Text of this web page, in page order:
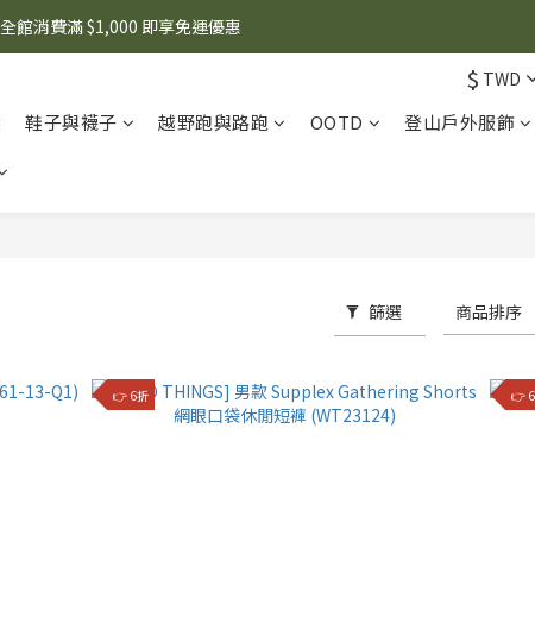
現在有什麼優惠嗎？ 點擊查看最新優惠！
全館消費滿 $1,000 即享免運優惠
$ TWD
鞋子與襪子 越野跑與路跑 OOTD
登山戶外服飾
篩選 商品排序
👉 6折 👉